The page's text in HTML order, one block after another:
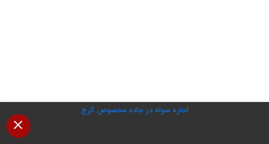
اجاره سوله در جاده مخصوص کرج